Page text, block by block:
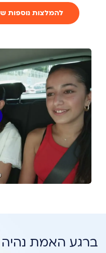
להמלצות נוספות
ברגע האמת